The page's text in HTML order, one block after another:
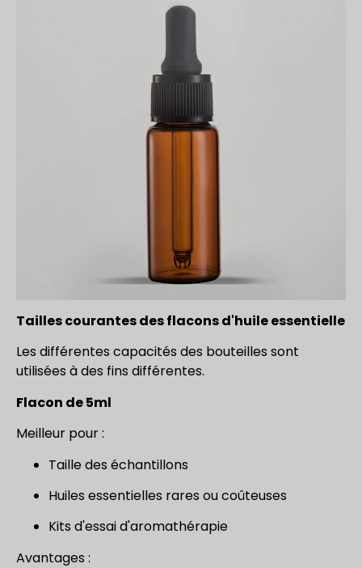
Tailles courantes des flacons d'huile essentielle
Les différentes capacités des bouteilles sont
utilisées à des fins différentes.
Flacon de 5ml
Meilleur pour :
Taille des échantillons
Huiles essentielles rares ou coûteuses
Kits d'essai d'aromathérapie
Avantages :